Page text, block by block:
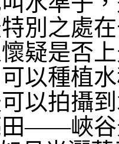
別之處
疑是否
以種植
以拍攝
田——峽谷